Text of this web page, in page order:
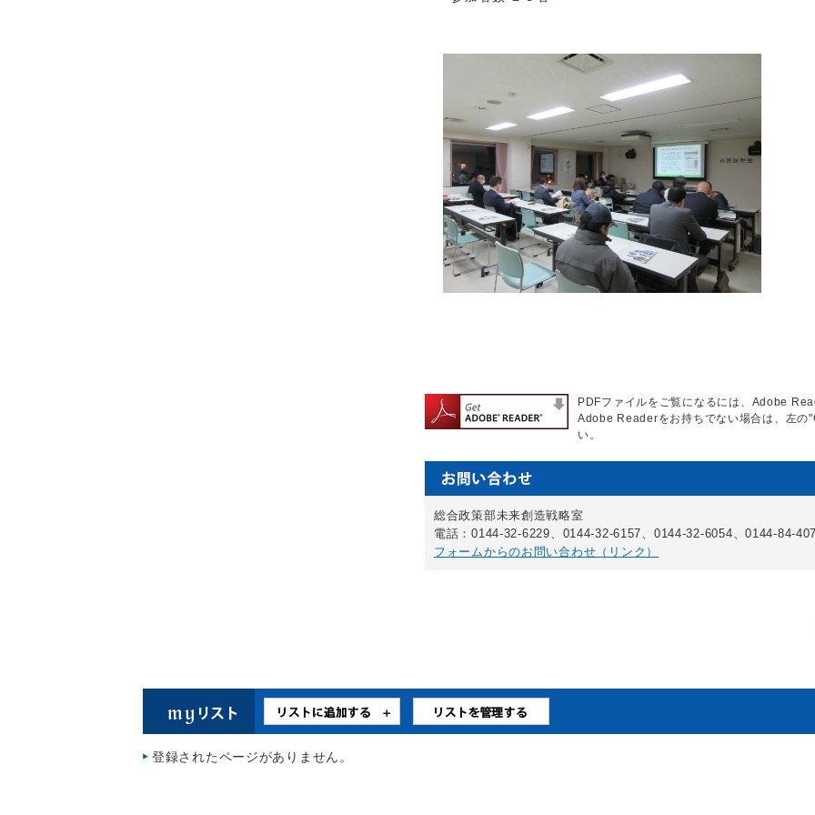
PDFファイルをご覧になるには、Adobe
Adobe Readerをお持ちでない場合は、左の
い。
総合政策部未来創造戦略室
電話：0144-32-6229、0144-32-6157、0144-32-6054、0144-84-
フォームからのお問い合わせ（リンク）
登録されたページがありません。